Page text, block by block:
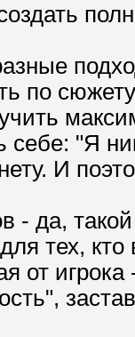
по
"Я
И
- да,
тех,
от